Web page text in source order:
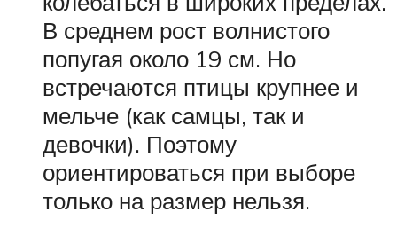
В среднем рост волнистого
попугая около 19 см. Но
встречаются птицы крупнее и
мельче (как самцы, так и
девочки). Поэтому
ориентироваться при выборе
только на размер нельзя.